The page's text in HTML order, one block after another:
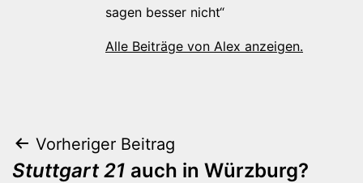
sagen besser nicht“
Alle Beiträge von Alex anzeigen.
Beitragsnavigation
Vorheriger Beitrag
Stuttgart 21 auch in Würzburg?